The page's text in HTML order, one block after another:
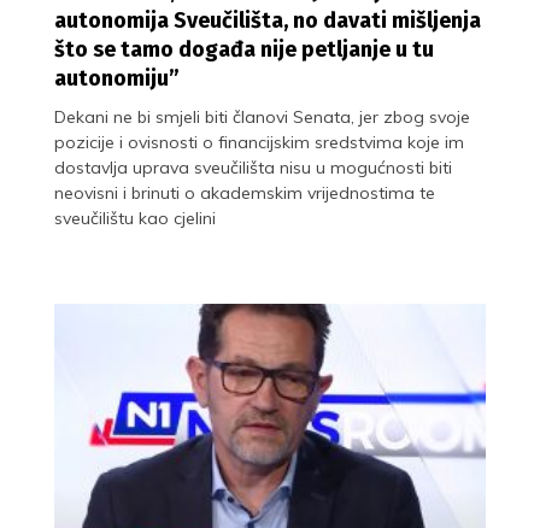
autonomija Sveučilišta, no davati mišljenja
što se tamo događa nije petljanje u tu
autonomiju”
Dekani ne bi smjeli biti članovi Senata, jer zbog svoje
pozicije i ovisnosti o financijskim sredstvima koje im
dostavlja uprava sveučilišta nisu u mogućnosti biti
neovisni i brinuti o akademskim vrijednostima te
sveučilištu kao cjelini